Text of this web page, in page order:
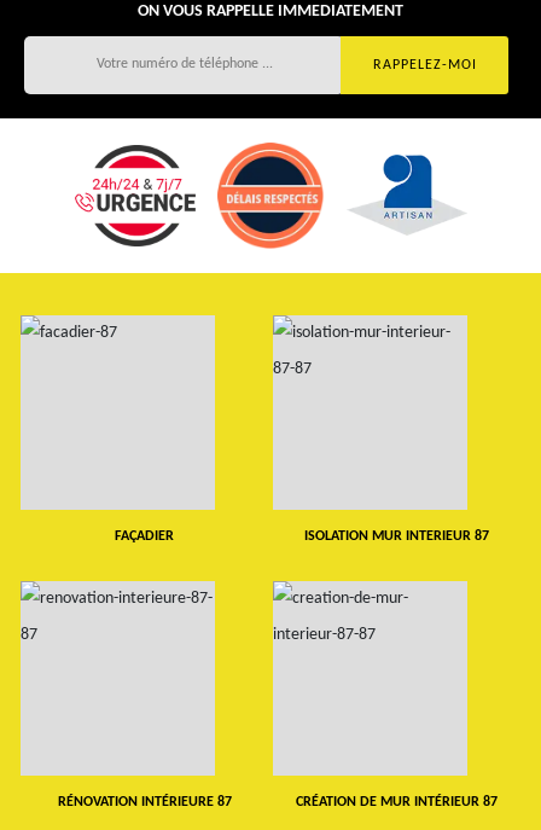
ON VOUS RAPPELLE IMMEDIATEMENT
FAÇADIER ISOLATION MUR INTERIEUR 87
RÉNOVATION INTÉRIEURE 87 CRÉATION DE MUR INTÉRIEUR 87